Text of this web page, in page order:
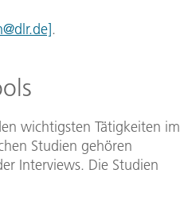
.
wichtigsten Tätigkeiten im
Studien gehören
Interviews. Die Studien